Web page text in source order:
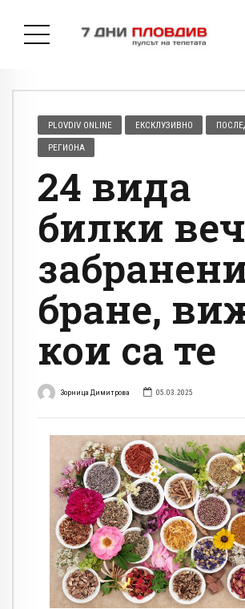
PLOVDIV ONLINE ЕКСКЛУЗИВНО
РЕГИОНА
24 вида
билки
бране,
кои са те
Зорница Димитрова 05.03.2025